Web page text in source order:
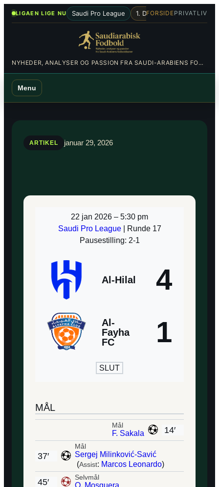
SpringLIGAEN LIGE NU Saudi Pro League 1. Division Al-Hilal•Al-
FORSIDEPRIVATLIV
NYHEDER, ANALYSER OG PASSION FRA SAUDI-ARABIENS FODBOLDBANER
Menu
ARTIKEL januar 29, 2026
22 jan 2026 – 5:30 pm
Saudi Pro League
| Runde 17
Pausestilling: 2-1
Al-Hilal 4
Al-
Fayha
FC
1
SLUT
MÅL
14′
Mål
F. Sakala
Mål
Sergej Milinković-Savić
(Assist: Marcos Leonardo)
37′
Selvmål
45′